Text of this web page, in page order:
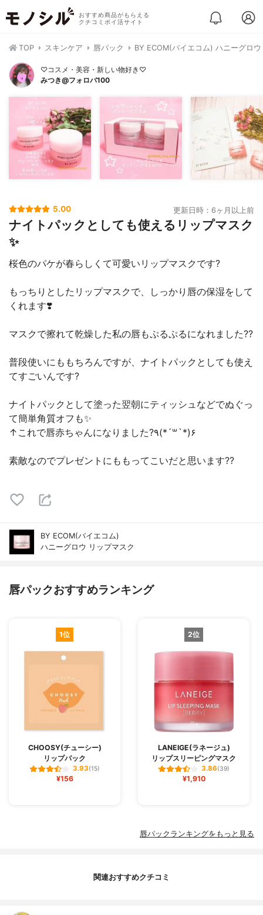
おすすめ商品がもらえる
クチコミポイ活サイト
TOP スキンケア 唇パック BY ECOM(バイエコム) ハニーグロ
♡コスメ・美容・新しい物好き♡
みつき@フォロバ100
5.00 更新日時：6ヶ月以上前
ナイトパックとしても使えるリップマスク
✨
桜色のパケが春らしくて可愛いリップマスクです?
もっちりとしたリップマスクで、しっかり唇の保湿をして
くれます❣️
マスクで擦れて乾燥した私の唇もぷるぷるになれました??
普段使いにももちろんですが、ナイトパックとしても使え
てすごいんです?
ナイトパックとして塗った翌朝にティッシュなどでぬぐっ
て簡単角質オフも✨
↑これで唇赤ちゃんになりました?٩(*´꒳`*)۶
素敵なのでプレゼントにももってこいだと思います??
BY ECOM(バイエコム)
ハニーグロウ リップマスク
唇パックおすすめランキング
1位
CHOOSY(チューシー)
リップパック
3.93(15)
¥156
2位
LANEIGE(ラネージュ)
リップスリーピングマスク
3.86(39)
¥1,910
唇パックランキングをもっと見る
関連おすすめクチコミ